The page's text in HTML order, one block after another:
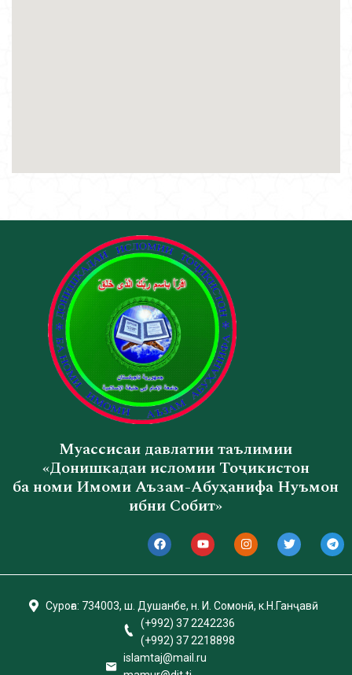
Муассисаи давлатии таълимии
«Донишкадаи исломии Тоҷикистон
ба номи Имоми Аъзам-Абуҳанифа Нуъмон
ибни Собит»
Суроға: 734003, ш. Душанбе, н. И. Сомонӣ, к.Н.Ганҷавӣ
(+992) 37 2242236
(+992) 37 2218898
islamtаj@mail.ru